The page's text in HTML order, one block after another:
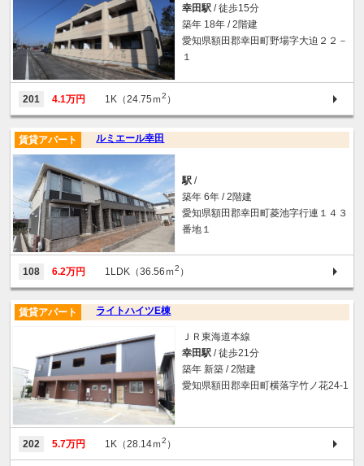
幸田駅 / 徒歩15分
築年 18年 / 2階建
愛知県額田郡幸田町野場字大迫２２－
１
201 4.1万円 1K（24.75ｍ2 ）
ルミエール幸田
賃貸アパート
駅 /
築年 6年 / 2階建
愛知県額田郡幸田町菱池字行連１４３
番地１
108 6.2万円 1LDK（36.56ｍ2 ）
ライトハイツE棟
賃貸アパート
ＪＲ東海道本線
幸田駅 / 徒歩21分
築年 新築 / 2階建
愛知県額田郡幸田町横落字竹ノ花24-1
202 5.7万円 1K（28.14ｍ2 ）